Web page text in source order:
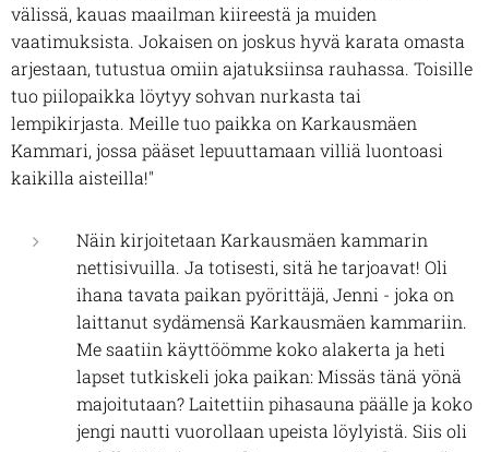
välissä, kauas maailman kiireestä ja muiden
vaatimuksista. Jokaisen on joskus hyvä karata omasta
arjestaan, tutustua omiin ajatuksiinsa rauhassa. Toisille
tuo piilopaikka löytyy sohvan nurkasta tai
lempikirjasta. Meille tuo paikka on Karkausmäen
Kammari, jossa pääset lepuuttamaan villiä luontoasi
kaikilla aisteilla!"
Näin kirjoitetaan Karkausmäen kammarin
nettisivuilla. Ja totisesti, sitä he tarjoavat! Oli
ihana tavata paikan pyörittäjä, Jenni - joka on
laittanut sydämensä Karkausmäen kammariin.
Me saatiin käyttöömme koko alakerta ja heti
lapset tutkiskeli joka paikan: Missäs tänä yönä
majoitutaan? Laitettiin pihasauna päälle ja koko
jengi nautti vuorollaan upeista löylyistä. Siis oli